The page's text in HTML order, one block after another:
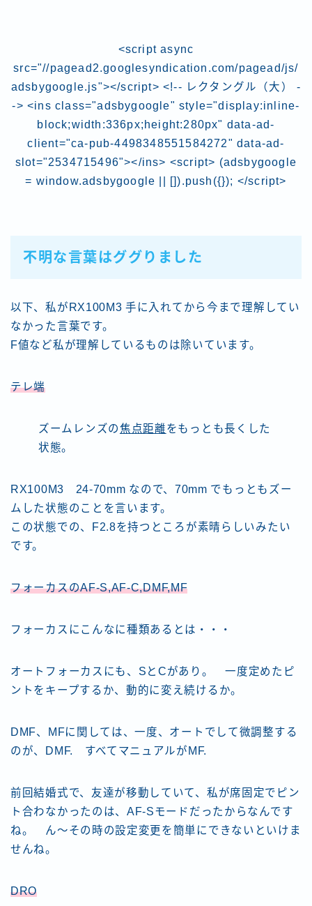
<script async
src="//pagead2.googlesyndication.com/pagead/js/
adsbygoogle.js"></script> <!-- レクタングル（大） -
-> <ins class="adsbygoogle" style="display:inline-
block;width:336px;height:280px" data-ad-
client="ca-pub-4498348551584272" data-ad-
slot="2534715496"></ins> <script> (adsbygoogle
= window.adsbygoogle || []).push({}); </script>
不明な言葉はググりました
以下、私がRX100M3 手に入れてから今まで理解してい
なかった言葉です。
F値など私が理解しているものは除いています。
テレ端
ズームレンズの焦点距離をもっとも長くした
状態。
RX100M3 24-70mm なので、70mm でもっともズー
ムした状態のことを言います。
この状態での、F2.8を持つところが素晴らしいみたい
です。
フォーカスのAF-S,AF-C,DMF,MF
フォーカスにこんなに種類あるとは・・・
オートフォーカスにも、SとCがあり。 一度定めたピ
ントをキープするか、動的に変え続けるか。
DMF、MFに関しては、一度、オートでして微調整する
のが、DMF. すべてマニュアルがMF.
前回結婚式で、友達が移動していて、私が席固定でピン
ト合わなかったのは、AF-Sモードだったからなんです
ね。 ん～その時の設定変更を簡単にできないといけま
せんね。
DRO